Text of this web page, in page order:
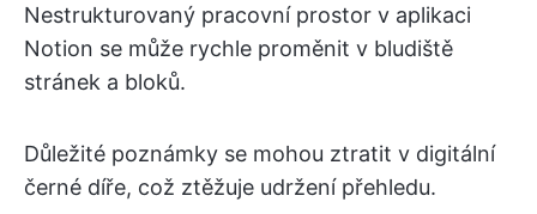
Nestrukturovaný pracovní prostor v aplikaci
Notion se může rychle proměnit v bludiště
stránek a bloků.
Důležité poznámky se mohou ztratit v digitální
černé díře, což ztěžuje udržení přehledu.